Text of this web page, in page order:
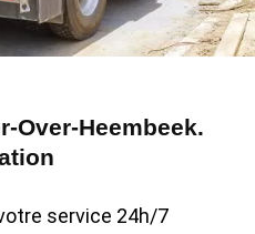
Over-Heembeek.
service 24h/7